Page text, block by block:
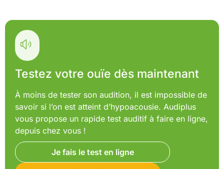
Testez votre ouïe dès maintenant
À moins de tester son audition, il est impossible de
savoir si l’on est atteint d’hypoacousie. Audiplus
vous propose un rapide test auditif à faire en ligne,
depuis chez vous !
Je fais le test en ligne